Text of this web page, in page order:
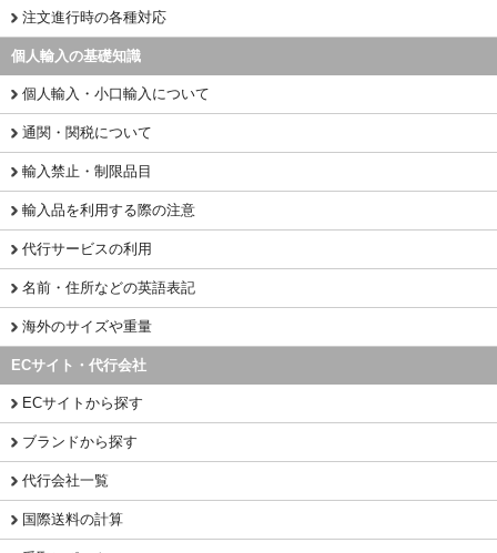
注文進行時の各種対応
個人輸入の基礎知識
個人輸入・小口輸入について
通関・関税について
輸入禁止・制限品目
輸入品を利用する際の注意
代行サービスの利用
名前・住所などの英語表記
海外のサイズや重量
ECサイト・代行会社
ECサイトから探す
ブランドから探す
代行会社一覧
国際送料の計算